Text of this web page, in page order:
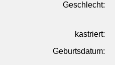
Geschlecht:
kastriert:
Geburtsdatum: